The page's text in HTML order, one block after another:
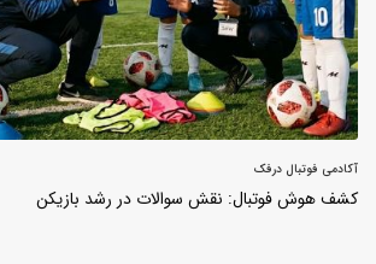
آکادمی فوتبال درفک
کشف هوش فوتبال: نقش سوالات در رشد بازیکن